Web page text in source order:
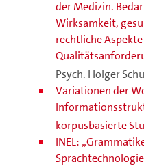
der Medizin.
Wirksamkeit,
rechtliche
Psych. Holger
Variationen der
korpusbasierte
INEL: